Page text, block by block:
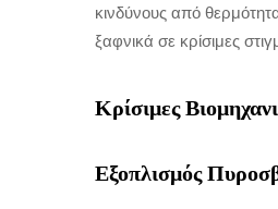
κινδύνους από
ξαφνικά σε κρίσιμες
Κρίσιμες
Εξοπλισμός